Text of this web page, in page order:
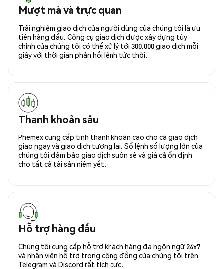
Mượt mà và trực quan
Trải nghiệm giao dịch của người dùng của chúng tôi là ưu
tiên hàng đầu. Công cụ giao dịch được xây dựng tùy
chỉnh của chúng tôi có thể xử lý tới 300.000 giao dịch mỗi
giây với thời gian phản hồi lệnh tức thời.
Thanh khoản sâu
Phemex cung cấp tính thanh khoản cao cho cả giao dịch
giao ngay và giao dịch tương lai. Sổ lệnh số lượng lớn của
chúng tôi đảm bảo giao dịch suôn sẻ và giá cả ổn định
cho tất cả tài sản niêm yết.
Hỗ trợ hàng đầu
Chúng tôi cung cấp hỗ trợ khách hàng đa ngôn ngữ 24x7
và nhân viên hỗ trợ trong cộng đồng của chúng tôi trên
Telegram và Discord rất tích cực.